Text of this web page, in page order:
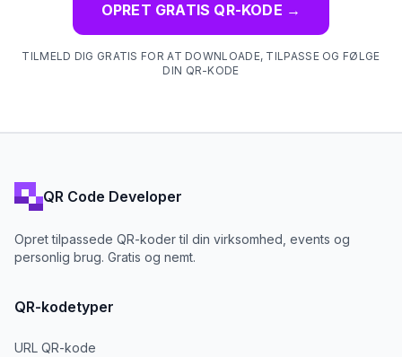
OPRET GRATIS QR-KODE →
TILMELD DIG GRATIS FOR AT DOWNLOADE, TILPASSE OG FØLGE
DIN QR-KODE
QR Code Developer
Opret tilpassede QR-koder til din virksomhed, events og
personlig brug. Gratis og nemt.
QR-kodetyper
URL QR-kode